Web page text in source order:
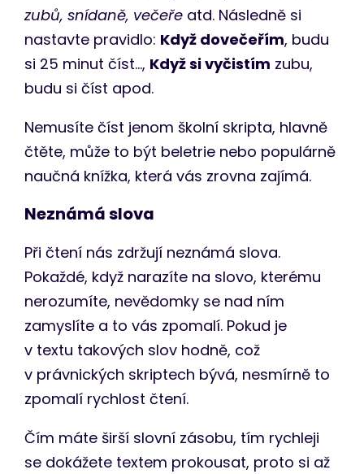
zubů, snídaně, večeře atd. Následně si
nastavte pravidlo: Když dovečeřím, budu
si 25 minut číst…, Když si vyčistím zubu,
budu si číst apod.
Nemusíte číst jenom školní skripta, hlavně
čtěte, může to být beletrie nebo populárně
naučná knížka, která vás zrovna zajímá.
Neznámá slova
Při čtení nás zdržují neznámá slova.
Pokaždé, když narazíte na slovo, kterému
nerozumíte, nevědomky se nad ním
zamyslíte a to vás zpomalí. Pokud je
v textu takových slov hodně, což
v právnických skriptech bývá, nesmírně to
zpomalí rychlost čtení.
Čím máte širší slovní zásobu, tím rychleji
se dokážete textem prokousat, proto si až